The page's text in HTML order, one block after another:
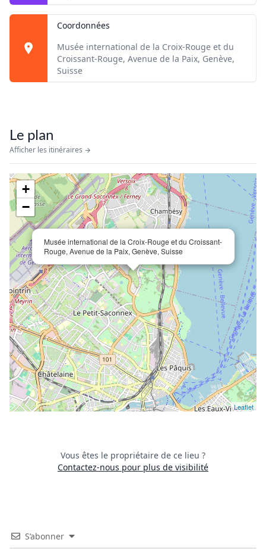
Coordonnées
Musée international de la Croix-Rouge et du
Croissant-Rouge, Avenue de la Paix, Genève,
Suisse
Le plan
Afficher les itinéraires
Musée international de la Croix-Rouge et du Croissant-
Rouge, Avenue de la Paix, Genève, Suisse
+
−
Leaflet
Vous êtes le propriétaire de ce lieu ?
Contactez-nous pour plus de visibilité
S’abonner